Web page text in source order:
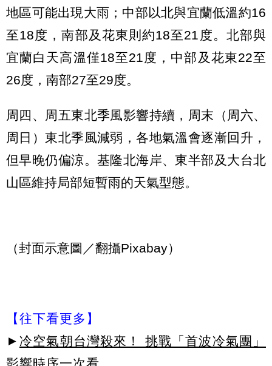
地區可能出現大雨；中部以北與宜蘭低溫約16
至18度，南部及花東則約18至21度。北部與
宜蘭白天高溫僅18至21度，中部及花東22至
26度，南部27至29度。
周四、周五東北季風影響持續，周末（周六、
周日）東北季風減弱，各地氣溫會逐漸回升，
但早晚仍偏涼。基隆北海岸、東半部及大台北
山區維持局部短暫雨的天氣型態。
（封面示意圖／翻攝Pixabay）
【往下看更多】
► 冷空氣朝台灣殺來！ 挑戰「首波冷氣團」